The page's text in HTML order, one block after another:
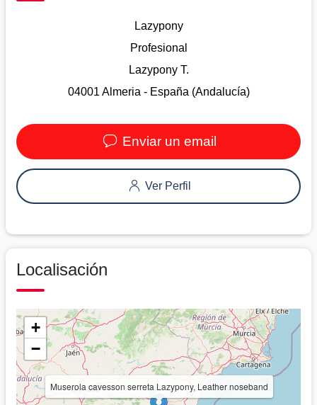
Lazypony
Profesional
Lazypony T.
04001 Almeria - España (Andalucía)
Enviar un email
Ver Perfil
Localisación
Muserola cavesson serreta Lazypony, Leather noseband
+
−